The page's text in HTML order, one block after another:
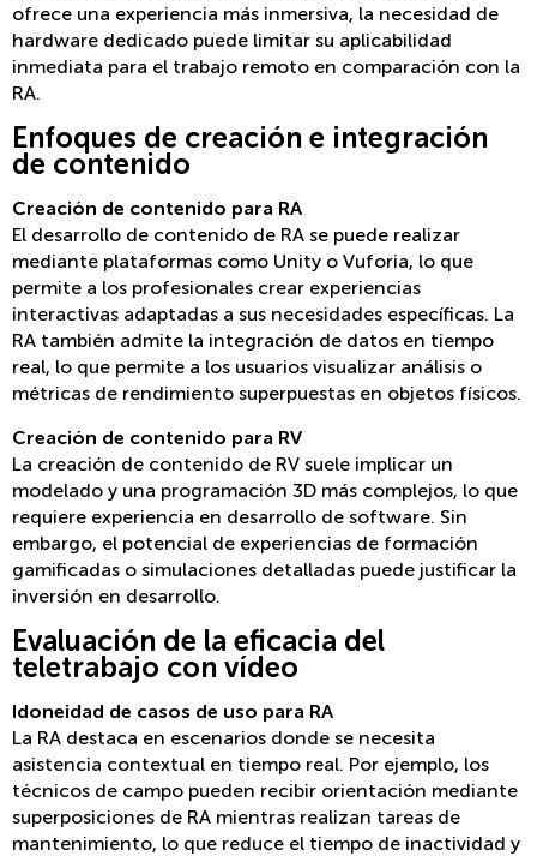
ofrece una experiencia más inmersiva, la necesidad de
hardware dedicado puede limitar su aplicabilidad
inmediata para el trabajo remoto en comparación con la
RA.
Enfoques de creación e integración
de contenido
Creación de contenido para RA
El desarrollo de contenido de RA se puede realizar
mediante plataformas como Unity o Vuforia, lo que
permite a los profesionales crear experiencias
interactivas adaptadas a sus necesidades específicas. La
RA también admite la integración de datos en tiempo
real, lo que permite a los usuarios visualizar análisis o
métricas de rendimiento superpuestas en objetos físicos.
Creación de contenido para RV
La creación de contenido de RV suele implicar un
modelado y una programación 3D más complejos, lo que
requiere experiencia en desarrollo de software. Sin
embargo, el potencial de experiencias de formación
gamificadas o simulaciones detalladas puede justificar la
inversión en desarrollo.
Evaluación de la eficacia del
teletrabajo con vídeo
Idoneidad de casos de uso para RA
La RA destaca en escenarios donde se necesita
asistencia contextual en tiempo real. Por ejemplo, los
técnicos de campo pueden recibir orientación mediante
superposiciones de RA mientras realizan tareas de
mantenimiento, lo que reduce el tiempo de inactividad y